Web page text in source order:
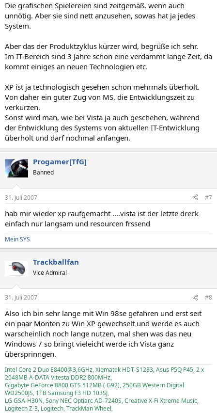
Die grafischen Spielereien sind zeitgemäß, wenn auch
unnötig. Aber sie sind nett anzusehen, sowas hat ja jedes
System.
Aber das der Produktzyklus kürzer wird, begrüße ich sehr.
Im IT-Bereich sind 3 Jahre schon eine verdammt lange Zeit, da
kommt einiges an neuen Technologien etc.
XP ist ja technologisch gesehen schon mehrmals überholt.
Von daher ein guter Zug von MS, die Entwicklungszeit zu
verkürzen.
Sonst wird man, wie bei Vista ja auch geschehen, während
der Entwicklung des Systems von aktuellen IT-Entwicklung
überholt und darf nochmal anfangen.
Progamer[TfG]
Banned
31. Juli 2007 #7
hab mir wieder xp raufgemacht ....vista ist der letzte dreck
einfach nur langsam und resourcen frssend
Mein SYS
Trackballfan
Vice Admiral
31. Juli 2007 #8
Also ich bin sehr lange mit Win 98se gefahren und erst seit
ein paar Monten zu Win XP gewechselt und werde es auch
warscheinlich noch lange nutzen, mal shen was das neu
Windows 7 so bringt vieleicht werde ich Vista ganz
übersprinngen.
Intel Core 2 Duo E8400@3,6GHz, Xigmatek HDT-S1283, Asus P5Q P45, 2 x
2048MB A-DATA Vitesta DDR2 800MHz,
Gigabyte GeForce 8800 GTS 512MB ( G92), 250GB Western Digital
WD2500JS, 1TB Samsung F3 HD 103SJ,
LG GSA-H30N, Sony NEC Optiarc AD-7240S, Creative X-Fi Xtreme Music,
Logitech Z-3, Logitech, TrackMan Wheel,